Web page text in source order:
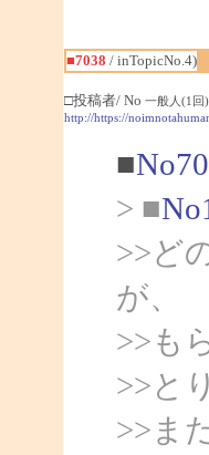
■7038 / inTopicNo.4)
□投稿者/ No 一般人(1回
http://https://
■
> ■
>>ど
が、
>>も
>>と
>>ま